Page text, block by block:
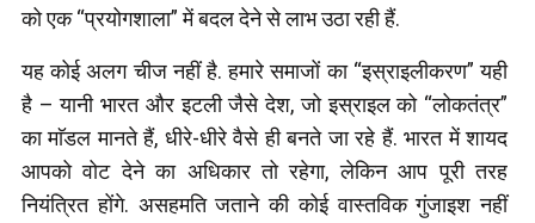
को एक “प्रयोगशाला” में बदल देने से लाभ उठा रही हैं.
यह कोई अलग चीज नहीं है. हमारे समाजों का “इस्राइलीकरण” यही
है – यानी भारत और इटली जैसे देश, जो इस्राइल को “लोकतंत्र”
का माॅडल मानते हैं, धीरे-धीरे वैसे ही बनते जा रहे हैं. भारत में शायद
आपको वोट देने का अधिकार तो रहेगा, लेकिन आप पूरी तरह
नियंत्रित होंगे. असहमति जताने की कोई वास्तविक गुंजाइश नहीं